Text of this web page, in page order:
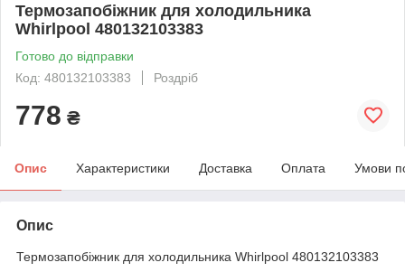
Термозапобіжник для холодильника
Whirlpool 480132103383
Готово до відправки
Код: 480132103383
Роздріб
778 ₴
Опис Характеристики Доставка Оплата Умови
Опис
Термозапобіжник для холодильника Whirlpool 480132103383